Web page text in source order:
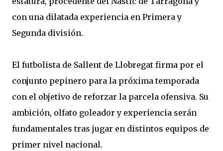
con una dilatada experiencia en Primera y
Segunda división.
El futbolista de Sallent de Llobregat firma por el
conjunto pepinero para la próxima temporada
con el objetivo de reforzar la parcela ofensiva. Su
ambición, olfato goleador y experiencia serán
fundamentales tras jugar en distintos equipos de
primer nivel nacional.